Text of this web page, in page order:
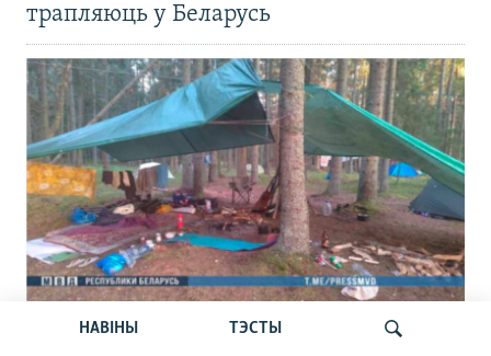
НАВІНЫ ТЭСТЫ
трапляюць у Беларусь
Вызвалілі асуджанага на сем сутак